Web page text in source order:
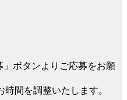
」ボタンよりご応募をお願
間を調整いたします。